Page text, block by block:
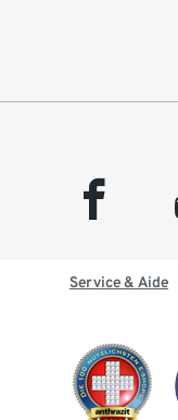
facebook
Service & Aide